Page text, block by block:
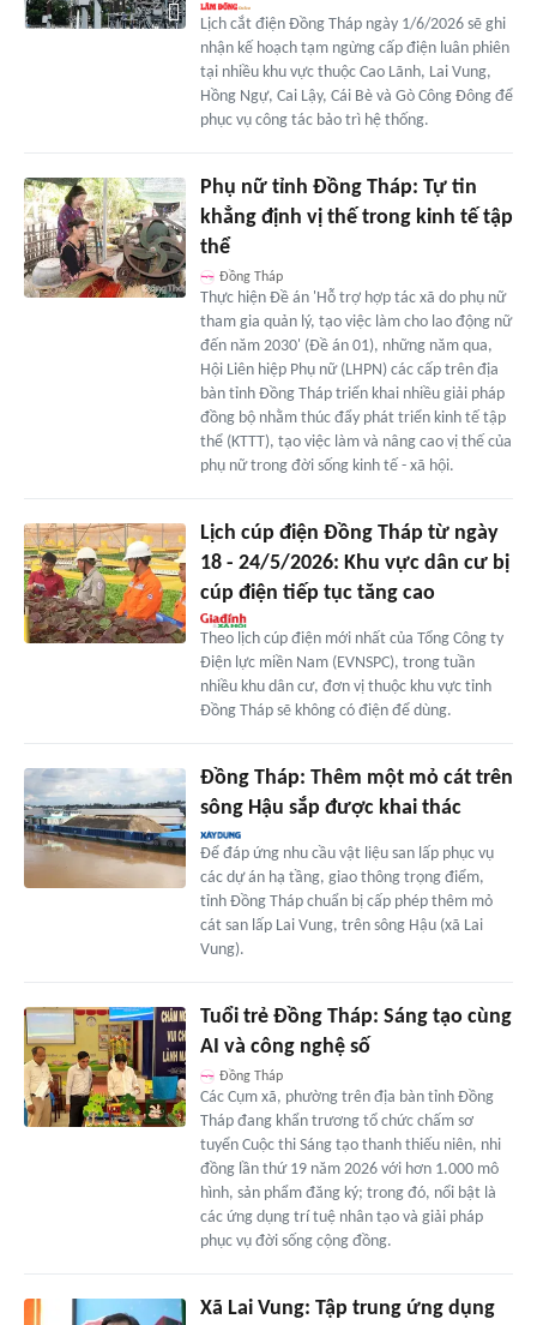
Lịch cắt điện Đồng Tháp ngày 1/6/2026 sẽ ghi
nhận kế hoạch tạm ngừng cấp điện luân phiên
tại nhiều khu vực thuộc Cao Lãnh, Lai Vung,
Hồng Ngự, Cai Lậy, Cái Bè và Gò Công Đông để
phục vụ công tác bảo trì hệ thống.
Phụ nữ tỉnh Đồng Tháp: Tự tin
khẳng định vị thế trong kinh tế tập
thể
Đồng Tháp
Thực hiện Đề án 'Hỗ trợ hợp tác xã do phụ nữ
tham gia quản lý, tạo việc làm cho lao động nữ
đến năm 2030' (Đề án 01), những năm qua,
Hội Liên hiệp Phụ nữ (LHPN) các cấp trên địa
bàn tỉnh Đồng Tháp triển khai nhiều giải pháp
đồng bộ nhằm thúc đẩy phát triển kinh tế tập
thể (KTTT), tạo việc làm và nâng cao vị thế của
phụ nữ trong đời sống kinh tế - xã hội.
Lịch cúp điện Đồng Tháp từ ngày
18 - 24/5/2026: Khu vực dân cư bị
cúp điện tiếp tục tăng cao
Theo lịch cúp điện mới nhất của Tổng Công ty
Điện lực miền Nam (EVNSPC), trong tuần
nhiều khu dân cư, đơn vị thuộc khu vực tỉnh
Đồng Tháp sẽ không có điện để dùng.
Đồng Tháp: Thêm một mỏ cát trên
sông Hậu sắp được khai thác
Để đáp ứng nhu cầu vật liệu san lấp phục vụ
các dự án hạ tầng, giao thông trọng điểm,
tỉnh Đồng Tháp chuẩn bị cấp phép thêm mỏ
cát san lấp Lai Vung, trên sông Hậu (xã Lai
Vung).
Tuổi trẻ Đồng Tháp: Sáng tạo cùng
AI và công nghệ số
Đồng Tháp
Các Cụm xã, phường trên địa bàn tỉnh Đồng
Tháp đang khẩn trương tổ chức chấm sơ
tuyển Cuộc thi Sáng tạo thanh thiếu niên, nhi
đồng lần thứ 19 năm 2026 với hơn 1.000 mô
hình, sản phẩm đăng ký; trong đó, nổi bật là
các ứng dụng trí tuệ nhân tạo và giải pháp
phục vụ đời sống cộng đồng.
Xã Lai Vung: Tập trung ứng dụng